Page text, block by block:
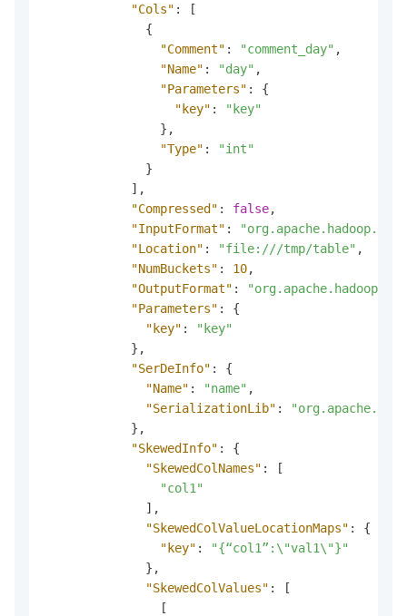
"Cols" :
[
{
"Comment" : "comment_day" ,
"Name" : "day" ,
"Parameters" :
{
"key" :
"key"
} ,
"Type" :
"int"
}
] ,
"Compressed" : false,
"InputFormat" :
"Location" : "file:///tmp/table" ,
"NumBuckets" : 10,
"OutputFormat" :
"Parameters" :
{
"key" :
"key"
} ,
"SerDeInfo" :
{
"Name" : "name" ,
"SerializationLib" :
} ,
"SkewedInfo" :
{
"SkewedColNames" :
[
"col1"
] ,
"SkewedColValueLocationMaps" :
{
"key" :
"{“col1”:\"val1\"}"
} ,
"SkewedColValues" :
[
[